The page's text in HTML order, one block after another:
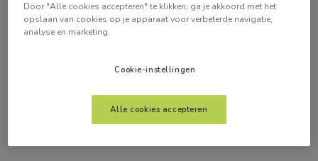
Door "Alle cookies accepteren" te klikken, ga je akkoord met het
opslaan van cookies op je apparaat voor verbeterde navigatie,
analyse en marketing.
Cookie-instellingen
Alle cookies accepteren